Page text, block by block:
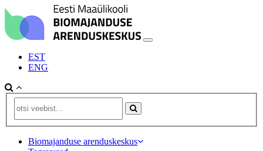
EST
ENG
Biomajanduse arenduskeskus